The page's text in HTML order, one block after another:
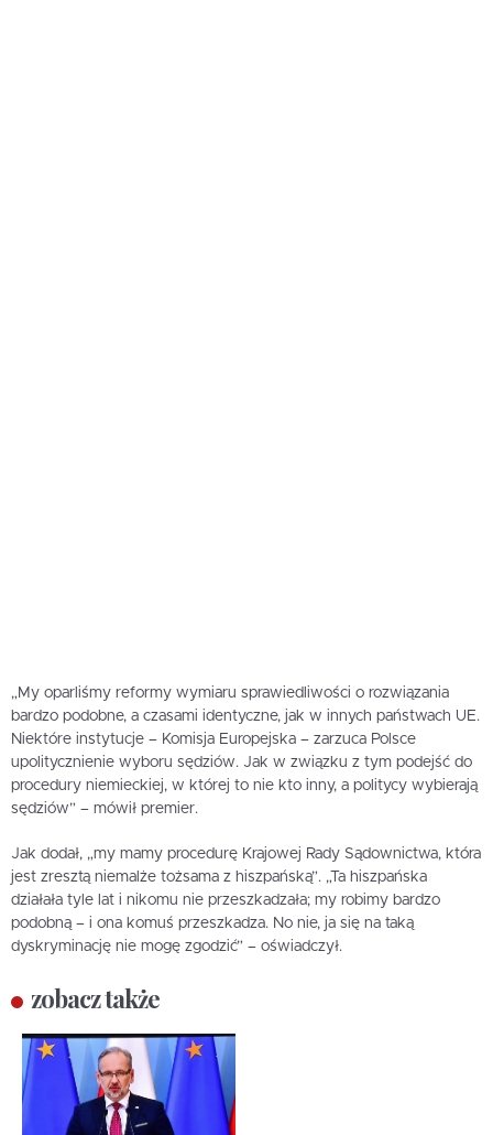
„My oparliśmy reformy wymiaru sprawiedliwości o rozwiązania
bardzo podobne, a czasami identyczne, jak w innych państwach UE.
Niektóre instytucje – Komisja Europejska – zarzuca Polsce
upolitycznienie wyboru sędziów. Jak w związku z tym podejść do
procedury niemieckiej, w której to nie kto inny, a politycy wybierają
sędziów” – mówił premier.
Jak dodał, „my mamy procedurę Krajowej Rady Sądownictwa, która
jest zresztą niemalże tożsama z hiszpańską”. „Ta hiszpańska
działała tyle lat i nikomu nie przeszkadzała; my robimy bardzo
podobną – i ona komuś przeszkadza. No nie, ja się na taką
dyskryminację nie mogę zgodzić” – oświadczył.
zobacz także